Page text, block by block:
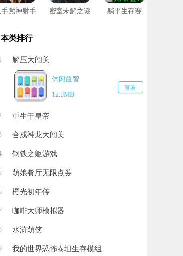
手党神射手 密室未解之谜 躺平生存赛
本类排行
解压大闯关
休闲益智
12.0MB
查看
重生干皇帝
合成神龙大闯关
钢铁之躯游戏
萌娘餐厅无限点券
橙光初年传
咖啡大师模拟器
水浒萌侠
我的世界恐怖泰坦生存模组